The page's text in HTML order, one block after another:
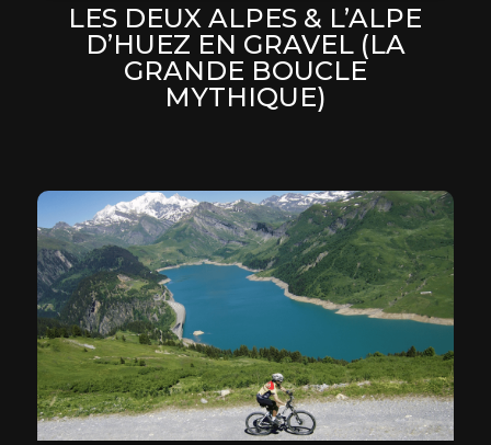
LES DEUX ALPES & L’ALPE
D’HUEZ EN GRAVEL (LA
GRANDE BOUCLE
MYTHIQUE)